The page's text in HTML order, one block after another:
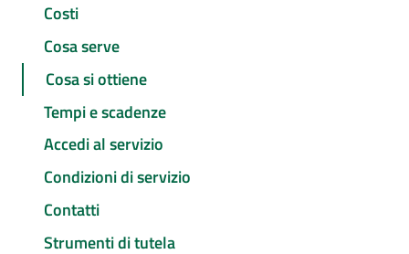
Costi
Cosa serve
Cosa si ottiene
Tempi e scadenze
Accedi al servizio
Condizioni di servizio
Contatti
Strumenti di tutela